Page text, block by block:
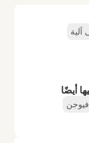
أيضًا